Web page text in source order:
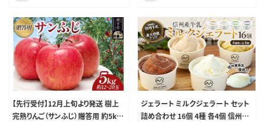
【先行受付】12月上旬より発送 樹上
完熟りんご（サンふじ）贈答用 約5kg
ジェラート ミルクジェラート セット
詰め合わせ 16個 4種 各4個 信州産